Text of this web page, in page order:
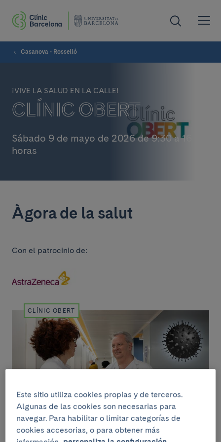
Casanova - Rosselló
¡VIVE LA SALUD EN LA CALLE!
CLÍNIC OBERT
Sábado 9 de mayo de 2026 de 9:30 a 16
horas
Àgora de la salut
Con el patrocinio de:
CLÍNIC OBERT
Este sitio utiliza cookies propias y de terceros.
Algunas de las cookies son necesarias para
navegar. Para habilitar o limitar categorías de
cookies accesorias, o para obtener más